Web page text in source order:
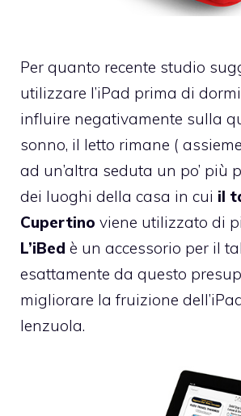
Per quanto recente studio
utilizzare l’iPad prima di
influire negativamente sulla
sonno, il letto rimane (
ad un’altra seduta un po’ più
dei luoghi della casa in cui il
Cupertino viene utilizzato di
L’iBed è un accessorio per il
esattamente da questo
migliorare la fruizione
lenzuola.